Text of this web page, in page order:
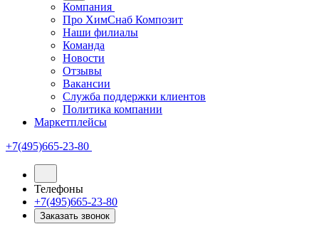
Компания
Про ХимСнаб Композит
Наши филиалы
Команда
Новости
Отзывы
Вакансии
Служба поддержки клиентов
Политика компании
Маркетплейсы
+7(495)665-23-80
Телефоны
+7(495)665-23-80
Заказать звонок